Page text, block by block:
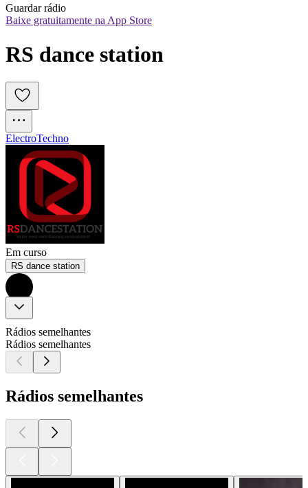
Guardar rádio
Baixe gratuitamente na App Store
RS dance station
ElectroTechno
Em curso
RS dance station
Rádios semelhantes
Rádios semelhantes
Rádios semelhantes